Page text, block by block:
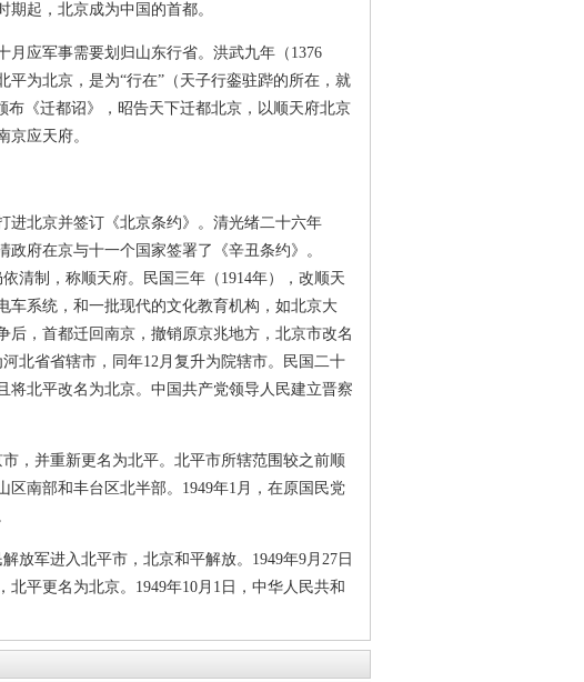
起，北京成为中国的首都。
应军事需要划归山东行省。洪武九年（1376
为北京，是为“行在”（天子行銮驻跸的所在，就
布《迁都诏》，昭告天下迁都北京，以顺天府北京
应天府。
北京并签订《北京条约》。清光绪二十六年
政府在京与十一个国家签署了《辛丑条约》。
清制，称顺天府。民国三年（1914年），改顺天
车系统，和一批现代的文化教育机构，如北京大
后，首都迁回南京，撤销原京兆地方，北京市改名
北省省辖市，同年12月复升为院辖市。民国二十
将北平改名为北京。中国共产党领导人民建立晋察
，并重新更名为北平。北平市所辖范围较之前顺
南部和丰台区北半部。1949年1月，在原国民党
军进入北平市，北京和平解放。1949年9月27日
平更名为北京。1949年10月1日，中华人民共和